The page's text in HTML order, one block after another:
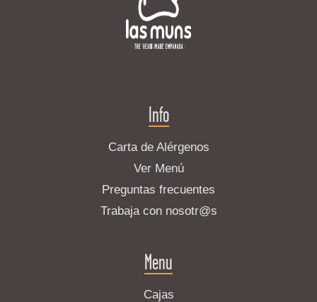
Info
Carta de Alérgenos
Ver Menú
Preguntas frecuentes
Trabaja con nosotr@s
Menu
Cajas